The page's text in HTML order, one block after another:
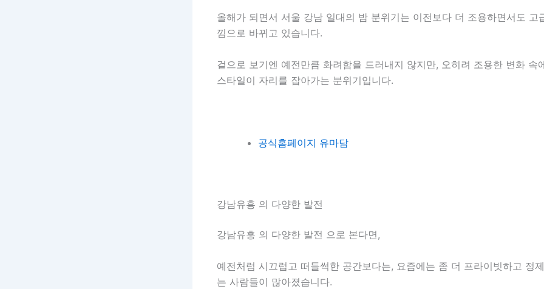
올해가 되면서 서울 강남 일대의 밤 분위기는 이전보다 더 조용하면서도 고
낌으로 바뀌고 있습니다.
겉으로 보기엔 예전만큼 화려함을 드러내지 않지만, 오히려 조용한 변화 속
스타일이 자리를 잡아가는 분위기입니다.
공식홈페이지 유마담
강남유흥 의 다양한 발전
강남유흥 의 다양한 발전 으로 본다면,
예전처럼 시끄럽고 떠들썩한 공간보다는, 요즘에는 좀 더 프라이빗하고 정
는 사람들이 많아졌습니다.